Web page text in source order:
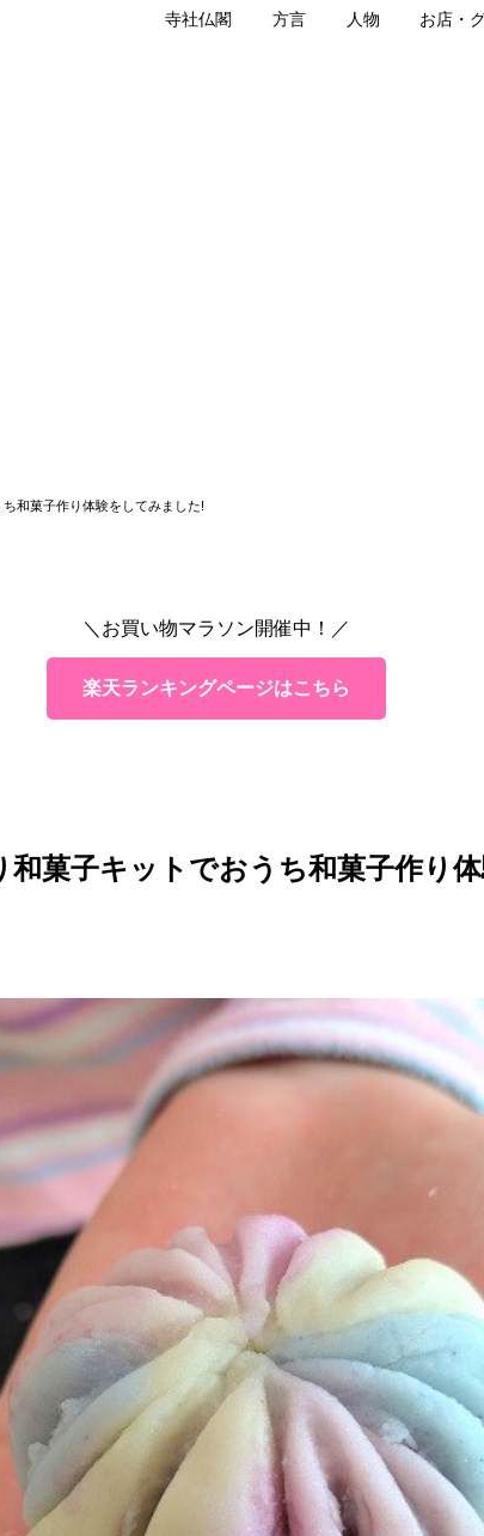
寺社仏閣 方言 人物 お店・
和菓子作り体験をしてみました!
＼お買い物マラソン開催中！／
楽天ランキングページはこちら
和菓子キットでおうち和菓子作り